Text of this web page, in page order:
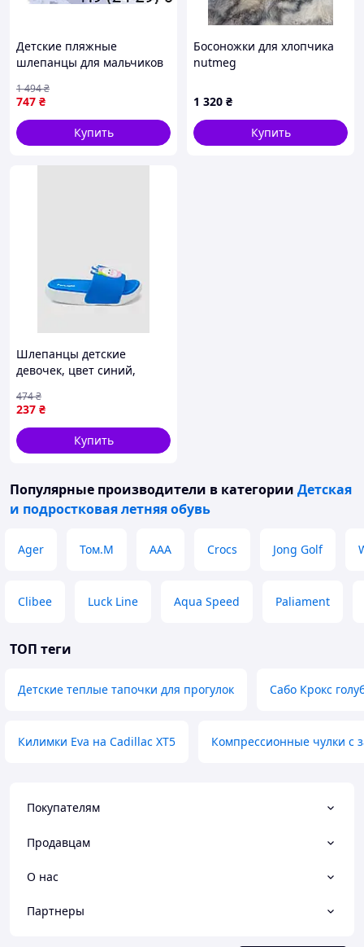
Детские пляжные
шлепанцы для мальчиков
для комфортного отдыха и
игр на пляже
747 ₴
1 494₴
Купить
Босоножки для хлопчика
nutmeg
1 320 ₴
Купить
Шлепанцы детские
девочек, цвет синий,
237 ₴
474₴
Купить
Популярные производители в категории Детская
и подростковая летняя обувь
Ager Том.М ААА Crocs Jong Golf
Clibee Luck Line Aqua Speed Paliament
ТОП теги
Детские теплые тапочки для прогулок Сабо Крокс
Килимки Eva на Cadillac XT5 Компрессионные чулки с
Покупателям
Продавцам
О нас
Партнеры